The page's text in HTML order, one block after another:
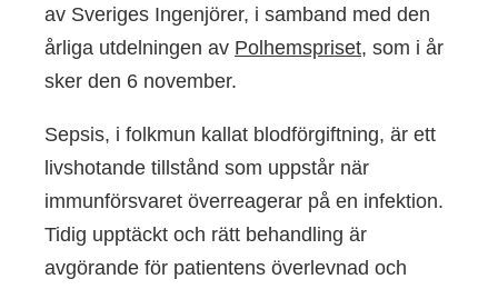
av Sveriges Ingenjörer, i samband med den
årliga utdelningen av Polhemspriset, som i år
sker den 6 november.
Sepsis, i folkmun kallat blodförgiftning, är ett
livshotande tillstånd som uppstår när
immunförsvaret överreagerar på en infektion.
Tidig upptäckt och rätt behandling är
avgörande för patientens överlevnad och